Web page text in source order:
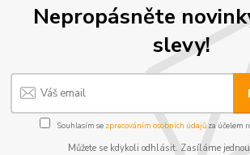
Nepropásněte
slevy!
Souhlasím se zpracováním osobních údajůza účelem
Můžete se kdykoli odhlásit. Zasíláme